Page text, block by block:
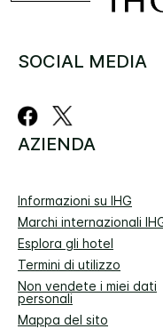
SOCIAL MEDIA
AZIENDA
Informazioni su IHG
Marchi internazionali
Esplora gli hotel
Termini di utilizzo
Non vendete i miei dati
personali
Mappa del sito